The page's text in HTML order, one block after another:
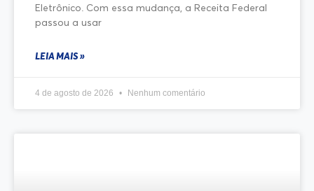
Eletrônico. Com essa mudança, a Receita Federal
passou a usar
LEIA MAIS »
4 de agosto de 2026 Nenhum comentário